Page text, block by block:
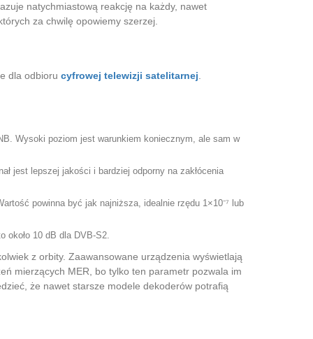
natychmiastową reakcję na każdy, nawet
za chwilę opowiemy szerzej.
dla odbioru cyfrowej telewizji satelitarnej.
Wysoki poziom jest warunkiem koniecznym, ale sam w
jest lepszej jakości i bardziej odporny na zakłócenia
powinna być jak najniższa, idealnie rzędu 1×10⁻⁷ lub
około 10 dB dla DVB-S2.
z orbity. Zaawansowane urządzenia wyświetlają
mierzących MER, bo tylko ten parametr pozwala im
że nawet starsze modele dekoderów potrafią